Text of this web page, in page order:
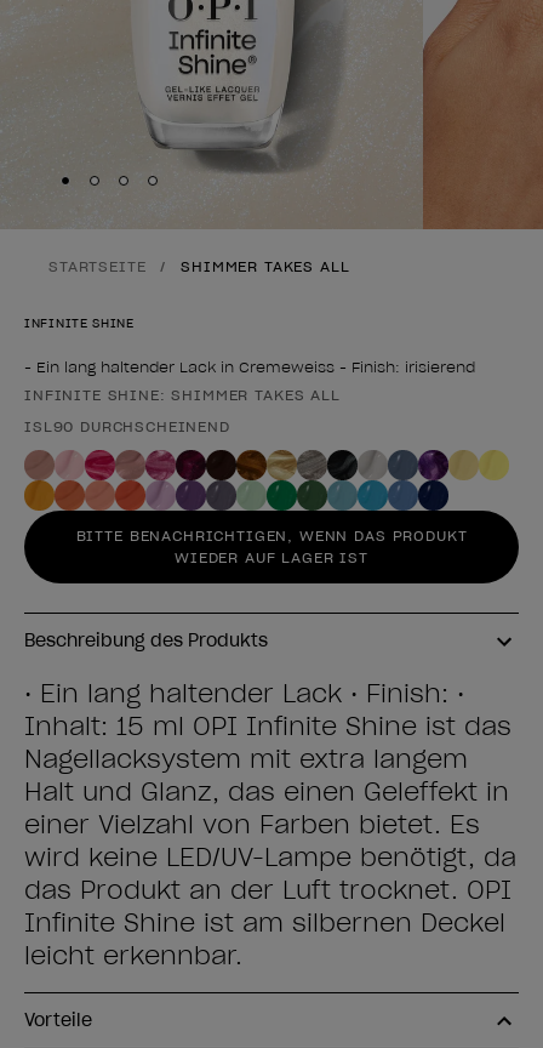
Skip to slide
Skip to slide
Skip to slide
Skip to slide
STARTSEITE SHIMMER TAKES ALL
INFINITE SHINE
- Ein lang haltender Lack in Cremeweiss - Finish: irisierend
Form des Produkts
INFINITE SHINE: SHIMMER TAKES ALL
ISL90 DURCHSCHEINEND
BITTE BENACHRICHTIGEN, WENN DAS PRODUKT
WIEDER AUF LAGER IST
Beschreibung des Produkts
• Ein lang haltender Lack • Finish: •
Inhalt: 15 ml OPI Infinite Shine ist das
Nagellacksystem mit extra langem
Halt und Glanz, das einen Geleffekt in
einer Vielzahl von Farben bietet. Es
wird keine LED/UV-Lampe benötigt, da
das Produkt an der Luft trocknet. OPI
Infinite Shine ist am silbernen Deckel
leicht erkennbar.
Vorteile